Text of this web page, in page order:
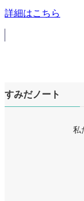
詳細はこちら
すみだノート
私